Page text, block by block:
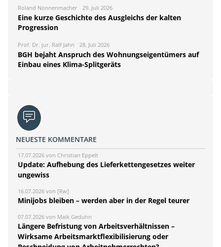
Roland Nonnenmacher 29. Juli 2026
Eine kurze Geschichte des Ausgleichs der kalten
Progression
Prof. Dr. jur. Ralf Jahn 28. Juli 2026
BGH bejaht Anspruch des Wohnungseigentümers auf
Einbau eines Klima-Splitgeräts
NEUESTE KOMMENTARE
17.07.2026 von Christian Eppelt
Update: Aufhebung des Lieferkettengesetzes weiter
ungewiss
16.07.2026 von [Rw]
Minijobs bleiben – werden aber in der Regel teurer
07.07.2026 von Maik Geduhn
Längere Befristung von Arbeitsverhältnissen –
Wirksame Arbeitsmarktflexibilisierung oder